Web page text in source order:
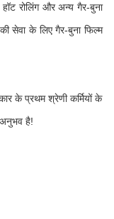
रोलिंग और अन्य गैर-बुना
सेवा के लिए गैर-बुना फिल्म
के प्रथम श्रेणी कर्मियों के
अनुभव है!